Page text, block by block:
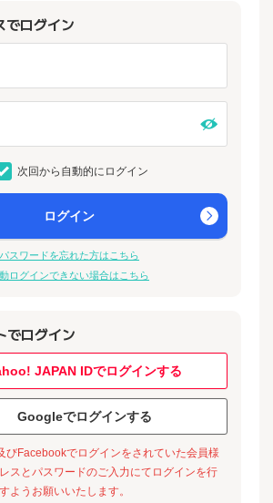
でログイン
次回から自動的にログイン
ログイン
パスワードを忘れた方はこちら
ログインできない場合はこちら
でログイン
JAPAN IDでログインする
Googleでログインする
びFacebookでログインをされていた会員様
スとパスワードのご入力にてログインを行
ようお願いいたします。